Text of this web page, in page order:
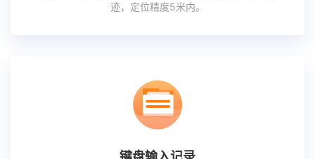
迹，定位精度5米内。